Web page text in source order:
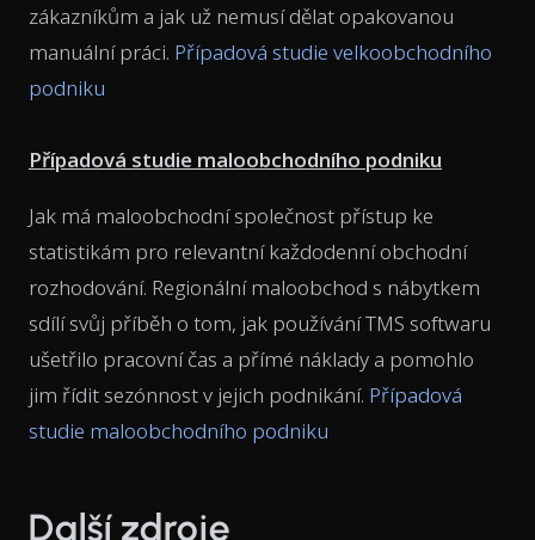
zákazníkům a jak už nemusí dělat opakovanou
manuální práci. Případová studie velkoobchodního
podniku
Případová studie maloobchodního podniku
Jak má maloobchodní společnost přístup ke
statistikám pro relevantní každodenní obchodní
rozhodování. Regionální maloobchod s nábytkem
sdílí svůj příběh o tom, jak používání TMS softwaru
ušetřilo pracovní čas a přímé náklady a pomohlo
jim řídit sezónnost v jejich podnikání. Případová
studie maloobchodního podniku
Další zdroje